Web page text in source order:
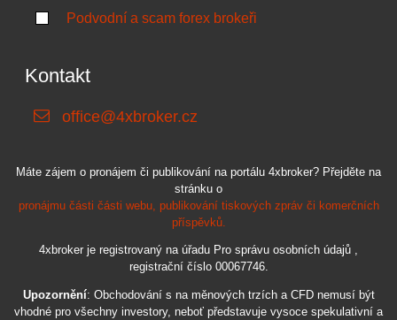
Podvodní a scam forex brokeři
Kontakt
office@4xbroker.cz
Máte zájem o pronájem či publikování na portálu 4xbroker? Přejděte na
stránku o
pronájmu části části webu, publikování tiskových zpráv či komerčních
příspěvků.
4xbroker je registrovaný na úřadu Pro správu osobních údajů ,
registrační číslo 00067746.
Upozornění: Obchodování s na měnových trzích a CFD nemusí být
vhodné pro všechny investory, neboť představuje vysoce spekulativní a